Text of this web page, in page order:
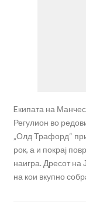
Eкипата на
Регулион во
„Олд Трафорд“
рок, а и покрај
наигра. Дресот на
на кои вкупно